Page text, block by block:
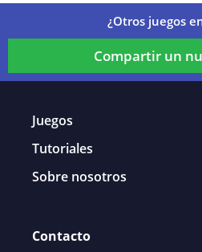
¿Otros juegos
Compartir un
Juegos
Tutoriales
Sobre nosotros
Contacto